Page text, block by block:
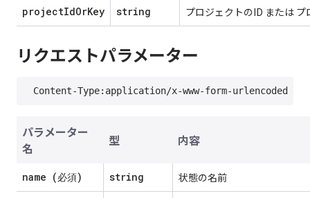
projectIdOrKey string プロジェクトのID または
リクエストパラメーター
パラメーター
名
型 内容
name (必須) string 状態の名前